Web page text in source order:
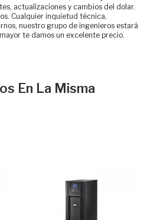
actualizaciones y cambios del dolar.
Cualquier inquietud técnica,
nuestro grupo de ingenieros estará
te damos un excelente precio.
En La Misma